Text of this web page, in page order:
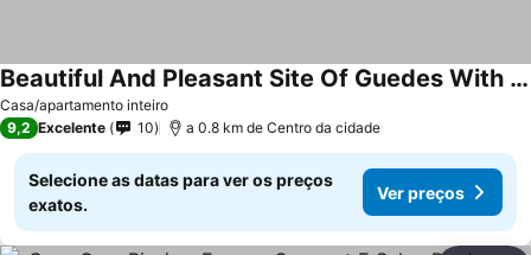
Casa/apartamento inteiro
Beautiful And Pleasant Site Of Guedes With 3000M2, Furnished, Parking, Secure
9,2 Excelente 10 a 0.8 km de Centro da cidade
Selecione as datas para ver os preços
exatos.
Ver preços